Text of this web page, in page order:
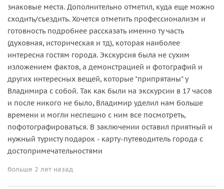
знаковые места. Дополнительно отметил, куда еще можно
сходить/съездить. Хочется отметить профессионализм и
готовность подробнее рассказать именно ту часть
(духовная, историческая и тд), которая наиболее
интересна гостям города. Экскурсия была не сухим
изложением фактов, а демонстрацией и фотографий и
других интересных вещей, которые "припрятаны" у
Владимира с собой. Так как были на экскурсии в 17 часов
и после никого не было, Владимир уделил нам больше
времени и могли неспешно с ним все посмотреть,
пофотографироваться. В заключении оставил приятный и
нужный туристу подарок - карту-путеводитель города с
достопримечательностями
больше 2 лет назад